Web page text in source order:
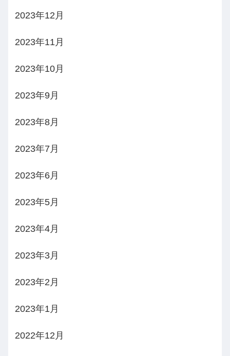
2023年12月
2023年11月
2023年10月
2023年9月
2023年8月
2023年7月
2023年6月
2023年5月
2023年4月
2023年3月
2023年2月
2023年1月
2022年12月